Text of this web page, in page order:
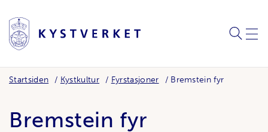
SØK
Startsiden Kystkultur Fyrstasjoner Bremstein fyr
Bremstein fyr